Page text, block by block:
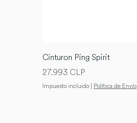
Cinturon Ping Spirit
Precio
27.993 CLP
Impuesto incluido | Política de Envío